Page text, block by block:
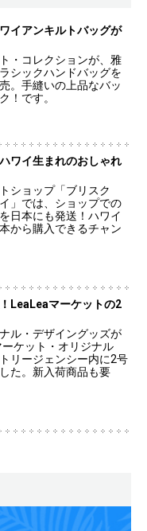
イアンキルトバッグが
・コレクションが、雅
シックハンドバッグを
。手縫いの上品なバッ
！です。
ワイ生まれのおしゃれ
ショップ「ブリスク
」では、ショップでの
日本にも発送！ハワイ
から購入できるチャン
LeaLeaマーケットの2
ル・デザイングッズが
ケット・オリジナル
リージェンシー内に2号
た。新入荷商品も要